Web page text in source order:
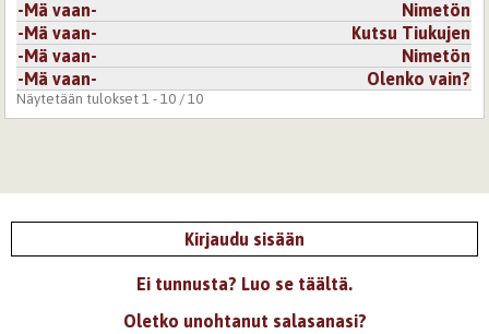
-Mä vaan-
Nimetön
-Mä vaan-
Kutsu Tiukujen
-Mä vaan-
Nimetön
-Mä vaan-
Olenko vain?
Näytetään tulokset 1 - 10 / 10
Kirjaudu sisään
Ei tunnusta? Luo se täältä.
Oletko unohtanut salasanasi?